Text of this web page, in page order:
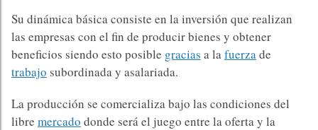
Su dinámica básica consiste en la inversión que realizan
las empresas con el fin de producir bienes y obtener
beneficios siendo esto posible gracias a lafuerzade
trabajo subordinada y asalariada.​
La producción se comercializa bajo las condiciones del
libre mercado donde será el juego entre la oferta y la